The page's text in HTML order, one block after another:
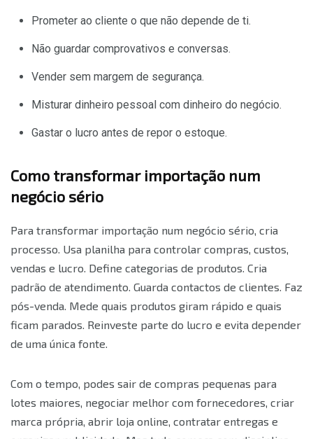
Prometer ao cliente o que não depende de ti.
Não guardar comprovativos e conversas.
Vender sem margem de segurança.
Misturar dinheiro pessoal com dinheiro do negócio.
Gastar o lucro antes de repor o estoque.
Como transformar importação num
negócio sério
Para transformar importação num negócio sério, cria
processo. Usa planilha para controlar compras, custos,
vendas e lucro. Define categorias de produtos. Cria
padrão de atendimento. Guarda contactos de clientes. Faz
pós-venda. Mede quais produtos giram rápido e quais
ficam parados. Reinveste parte do lucro e evita depender
de uma única fonte.
Com o tempo, podes sair de compras pequenas para
lotes maiores, negociar melhor com fornecedores, criar
marca própria, abrir loja online, contratar entregas e